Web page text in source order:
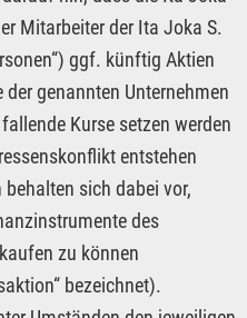
Mitarbeiter der Ita Joka S.
ggf. künftig Aktien
genannten Unternehmen
Kurse setzen werden
entstehen
behalten sich dabei vor,
des
zu können
bezeichnet).